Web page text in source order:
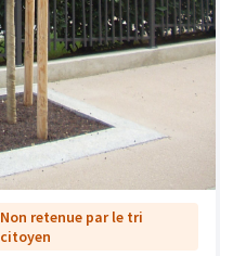
Non retenue par le tri
citoyen